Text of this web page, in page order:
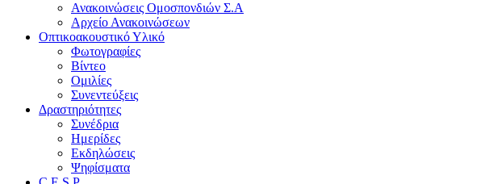
Ανακοινώσεις Ομοσπονδιών Σ.Α
Αρχείο Ανακοινώσεων
Οπτικοακουστικό Υλικό
Φωτογραφίες
Βίντεο
Ομιλίες
Συνεντεύξεις
Δραστηριότητες
Συνέδρια
Ημερίδες
Εκδηλώσεις
Ψηφίσματα